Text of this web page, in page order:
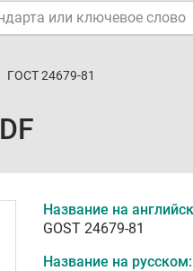
ГОСТ 24679-81
Название на
GOST 24679-81
Название на русском: